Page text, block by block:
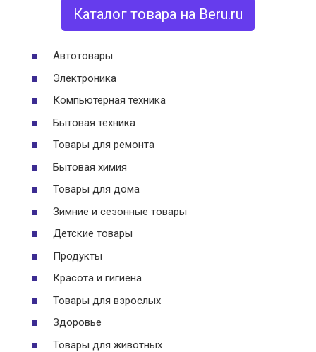
Каталог товара на Beru.ru
Автотовары
Электроника
Компьютерная техника
Бытовая техника
Товары для ремонта
Бытовая химия
Товары для дома
Зимние и сезонные товары
Детские товары
Продукты
Красота и гигиена
Товары для взрослых
Здоровье
Товары для животных